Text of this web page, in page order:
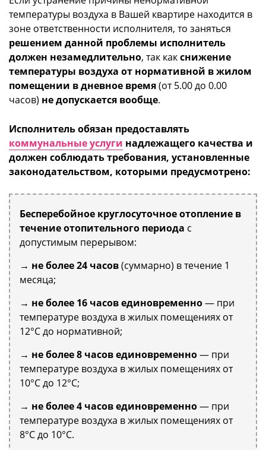
температуры воздуха в Вашей квартире находится в
зоне ответственности исполнителя, то заняться
решением данной проблемы исполнитель
должен незамедлительно, так какснижение
температуры воздуха от нормативной в жилом
помещении в дневное время(от 5.00 до 0.00
часов) не допускается вообще.
Исполнитель обязан предоставлять
коммунальные услуги надлежащего качества и
должен соблюдать требования, установленные
законодательством, которыми предусмотрено:
Бесперебойное круглосуточное отопление в
течение отопительного периода с
допустимым перерывом:
→ не более 24 часов(суммарно) в течение 1
месяца;
→ не более 16 часов единовременно— при
температуре воздуха в жилых помещениях от
12°С до нормативной;
→ не более 8 часов единовременно— при
температуре воздуха в жилых помещениях от
10°С до 12°С;
→ не более 4 часов единовременно— при
температуре воздуха в жилых помещениях от
8°С до 10°С.